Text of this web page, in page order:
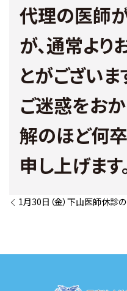
代理の医師
が、通常より
とがございま
ご迷惑をお
解のほど何
申し上げます
1月30日（金）下山医師休診